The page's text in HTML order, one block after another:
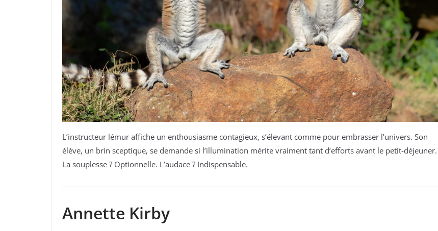
L’instructeur lémur affiche un enthousiasme contagieux, s’élevant comme pour embrasser l’univers. Son
élève, un brin sceptique, se demande si l’illumination mérite vraiment tant d’efforts avant le petit-déjeuner.
La souplesse ? Optionnelle. L’audace ? Indispensable.
Annette Kirby